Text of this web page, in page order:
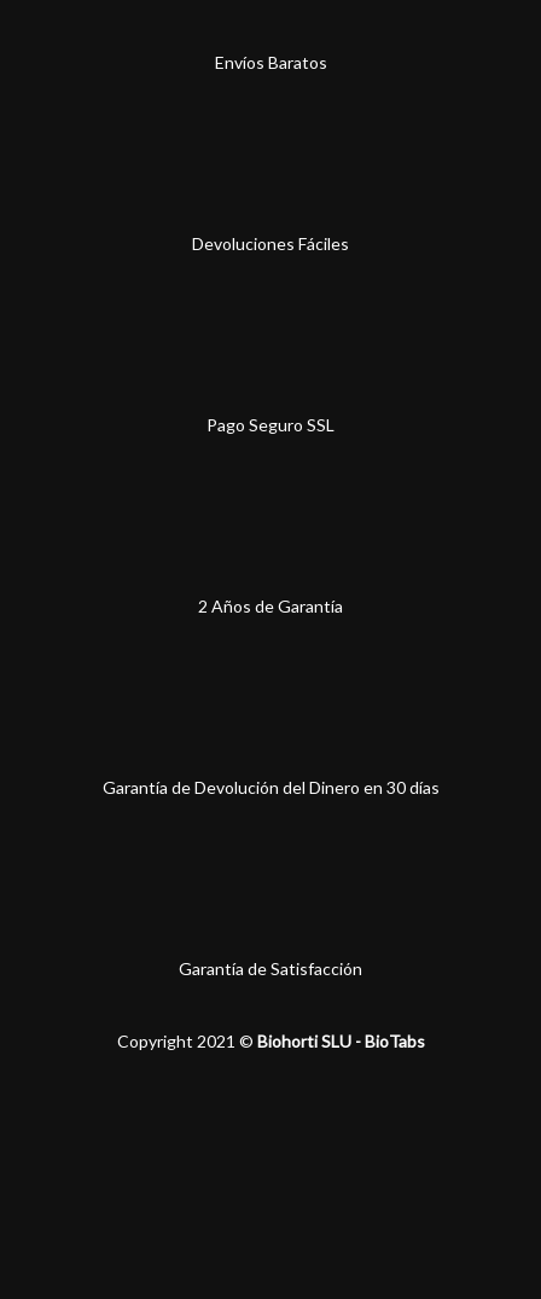
Envíos Baratos
Devoluciones Fáciles
Pago Seguro SSL
2 Años de Garantía
Garantía de Devolución del Dinero en 30 días
Garantía de Satisfacción
Copyright 2021 © Biohorti SLU - BioTabs